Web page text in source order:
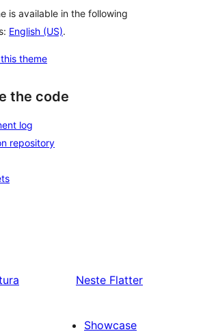
is available in the following
English (US).
theme
the code
log
repository
Neste Flatter
Showcase